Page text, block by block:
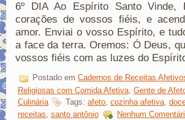
6º DIA Ao Espírito Santo Vinde,
corações de vossos fiéis, e
amor. Enviai o vosso Espírito, e
a face da terra. Oremos: Ó Deus,
vossos fiéis com as luzes do
Postado em Cadernos de Receitas
Religiosas com Comida Afetiva Gente de
Culinária
Tags: afeto cozinha afetiva
receitas, santo antônio Nenhum